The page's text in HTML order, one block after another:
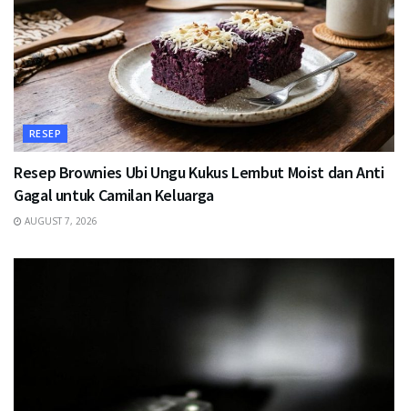
RESEP
Resep Brownies Ubi Ungu Kukus Lembut Moist dan Anti
Gagal untuk Camilan Keluarga
AUGUST 7, 2026